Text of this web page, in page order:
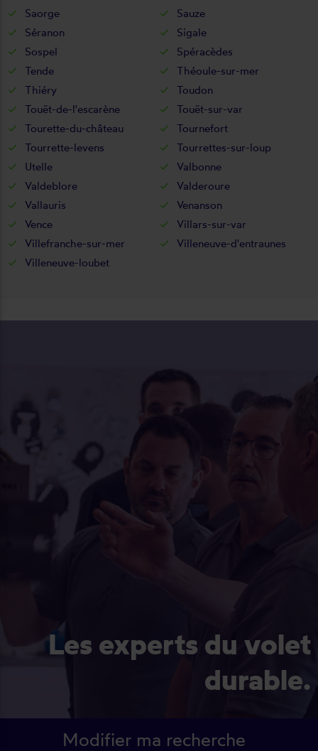
Saorge
Sauze
Séranon
Sigale
Sospel
Spéracèdes
Tende
Théoule-sur-mer
Thiéry
Toudon
Touët-de-l'escarène
Touët-sur-var
Tourette-du-château
Tournefort
Tourrette-levens
Tourrettes-sur-loup
Utelle
Valbonne
Valdeblore
Valderoure
Vallauris
Venanson
Vence
Villars-sur-var
Villefranche-sur-mer
Villeneuve-d'entraunes
Villeneuve-loubet
Les experts du volet
durable.
Modifier ma recherche